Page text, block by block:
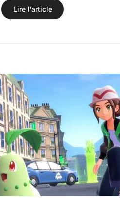
Lire l'article